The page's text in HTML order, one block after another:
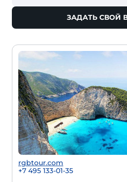
ЗАДАТЬ СВОЙ
rgbtour.com
+7 495 133-01-35